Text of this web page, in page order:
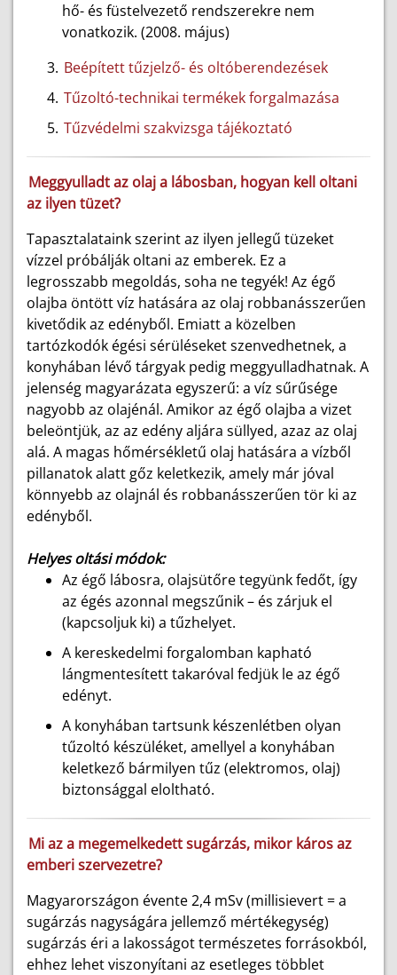
hő- és füstelvezető rendszerekre nem
vonatkozik. (2008. május)
Beépített tűzjelző- és oltóberendezések
Tűzoltó-technikai termékek forgalmazása
Tűzvédelmi szakvizsga tájékoztató
Meggyulladt az olaj a lábosban, hogyan kell oltani
az ilyen tüzet?
Tapasztalataink szerint az ilyen jellegű tüzeket
vízzel próbálják oltani az emberek. Ez a
legrosszabb megoldás, soha ne tegyék! Az égő
olajba öntött víz hatására az olaj robbanásszerűen
kivetődik az edényből. Emiatt a közelben
tartózkodók égési sérüléseket szenvedhetnek, a
konyhában lévő tárgyak pedig meggyulladhatnak. A
jelenség magyarázata egyszerű: a víz sűrűsége
nagyobb az olajénál. Amikor az égő olajba a vizet
beleöntjük, az az edény aljára süllyed, azaz az olaj
alá. A magas hőmérsékletű olaj hatására a vízből
pillanatok alatt gőz keletkezik, amely már jóval
könnyebb az olajnál és robbanásszerűen tör ki az
edényből.
Helyes oltási módok:
Az égő lábosra, olajsütőre tegyünk fedőt, így
az égés azonnal megszűnik – és zárjuk el
(kapcsoljuk ki) a tűzhelyet.
A kereskedelmi forgalomban kapható
lángmentesített takaróval fedjük le az égő
edényt.
A konyhában tartsunk készenlétben olyan
tűzoltó készüléket, amellyel a konyhában
keletkező bármilyen tűz (elektromos, olaj)
biztonsággal eloltható.
Mi az a megemelkedett sugárzás, mikor káros az
emberi szervezetre?
Magyarországon évente 2,4 mSv (millisievert = a
sugárzás nagyságára jellemző mértékegység)
sugárzás éri a lakosságot természetes forrásokból,
ehhez lehet viszonyítani az esetleges többlet